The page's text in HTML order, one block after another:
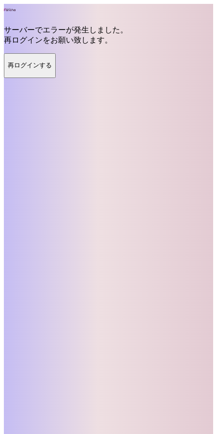
サーバーでエラーが発生しました。
再ログインをお願い致します。
再ログインする